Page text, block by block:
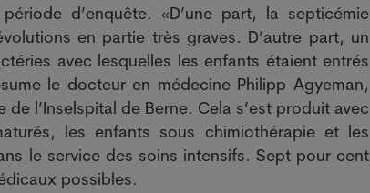
d’enquête. «D’une part, la septicémie
en partie très graves. D’autre part, un
avec lesquelles les enfants étaient entrés
le docteur en médecine Philipp Agyeman,
l’Inselspital de Berne. Cela s’est produit avec
les enfants sous chimiothérapie et les
le service des soins intensifs. Sept pour cent
possibles.